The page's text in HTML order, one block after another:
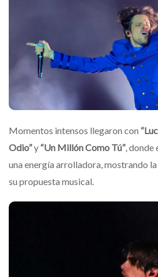
Momentos intensos llegaron con
Odio”y “Un Millón Como Tú”, donde
una energía arrolladora, mostrando
su propuesta musical.